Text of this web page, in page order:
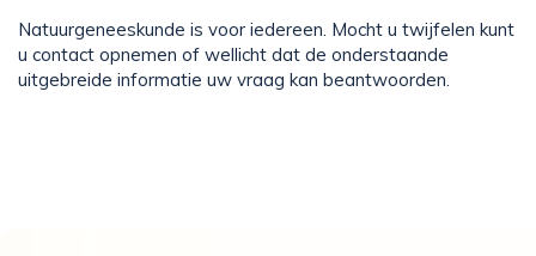
Natuurgeneeskunde is voor iedereen. Mocht u twijfelen kunt
u contact opnemen of wellicht dat de onderstaande
uitgebreide informatie uw vraag kan beantwoorden.